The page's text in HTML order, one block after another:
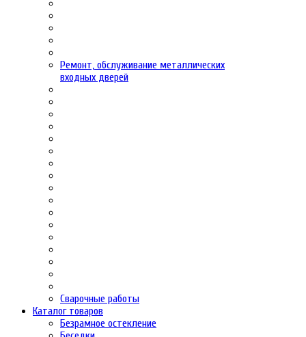
Ремонт, обслуживание металлических
входных дверей
Сварочные работы
Каталог товаров
Безрамное остекление